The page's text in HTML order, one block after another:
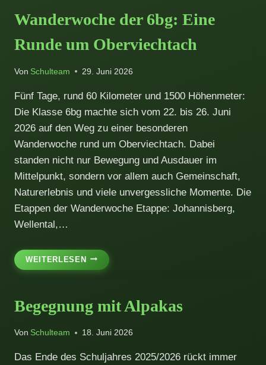
Wanderwoche der 6bg: Eine
Runde um Oberviechtach
Von Schulteam 29. Juni 2026
Fünf Tage, rund 60 Kilometer und 1500 Höhenmeter:
Die Klasse 6bg machte sich vom 22. bis 26. Juni
2026 auf den Weg zu einer besonderen
Wanderwoche rund um Oberviechtach. Dabei
standen nicht nur Bewegung und Ausdauer im
Mittelpunkt, sondern vor allem auch Gemeinschaft,
Naturerlebnis und viele unvergessliche Momente. Die
Etappen der Wanderwoche Etappe: Johannisberg,
Wellental,…
WEITERLESENWANDERWOCHE
DER
RUNDE
UM
OBERVIECHTACH
Begegnung mit Alpakas
Von Schulteam 18. Juni 2026
Das Ende des Schuljahres 2025/2026 rückt immer